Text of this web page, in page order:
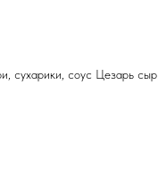
сухарики, соус Цезарь сыр